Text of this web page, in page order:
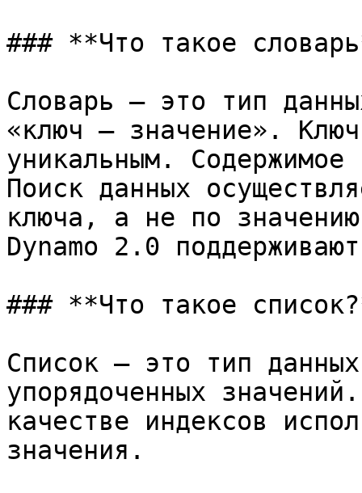
### **Что такое
Словарь — это тип
«ключ — значение».
уникальным.
Поиск данных
ключа, а не по
Dynamo 2.0
### **Что такое
Список — это тип
упорядоченных
качестве индексов
значения.